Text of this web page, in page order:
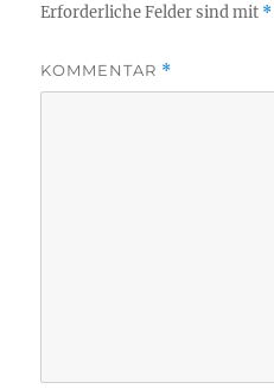
Erforderliche Felder sind mit *
KOMMENTAR *